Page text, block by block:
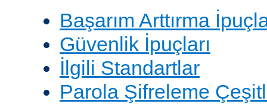
Başarım Arttırma
Güvenlik İpuçları
İlgili Standartlar
Parola Şifreleme